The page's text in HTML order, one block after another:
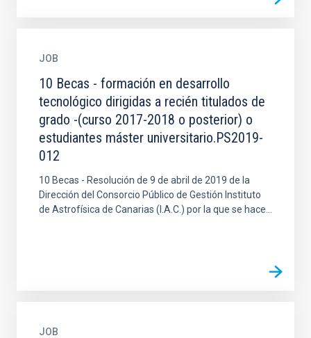
JOB
10 Becas - formación en desarrollo
tecnológico dirigidas a recién titulados de
grado -(curso 2017-2018 o posterior) o
estudiantes máster universitario.PS2019-
012
10 Becas - Resolución de 9 de abril de 2019 de la
Dirección del Consorcio Público de Gestión Instituto
de Astrofísica de Canarias (I.A.C.) por la que se hace...
JOB